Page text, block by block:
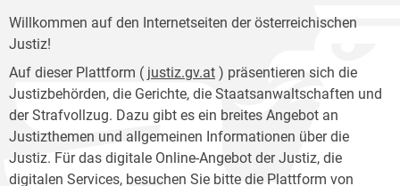
Willkommen auf den Internetseiten der österreichischen
Justiz!
Auf dieser Plattform ( justiz.gv.at ) präsentieren sich die
Justizbehörden, die Gerichte, die Staatsanwaltschaften und
der Strafvollzug. Dazu gibt es ein breites Angebot an
Justizthemen und allgemeinen Informationen über die
Justiz. Für das digitale Online-Angebot der Justiz, die
digitalen Services, besuchen Sie bitte die Plattform von